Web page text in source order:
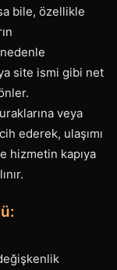
bile, özellikle
site ismi gibi net
veya
ederek, ulaşımı
hizmetin kapıya